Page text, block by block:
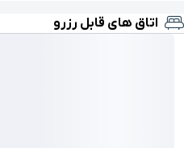
اتاق های قابل رزرو